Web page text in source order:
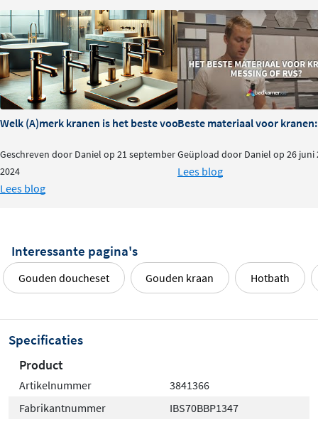
Welk (A)merk kranen is het beste voor je badkamer?
Geschreven door Daniel op 21 september
2024
Lees blog
Beste materiaal voor kranen:
Geüpload door Daniel op 26 juni
Lees blog
Interessante pagina's
Gouden doucheset Gouden kraan Hotbath
Specificaties
Product
Artikelnummer
3841366
Fabrikantnummer
IBS70BBP1347